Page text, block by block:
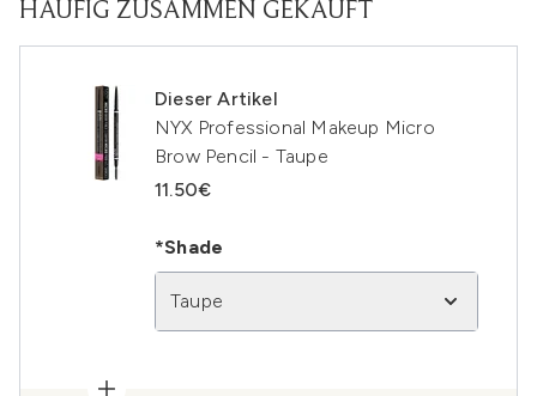
HÄUFIG ZUSAMMEN GEKAUFT
Dieser Artikel
NYX Professional Makeup Micro
Brow Pencil - Taupe
11.50€
*Shade
Taupe